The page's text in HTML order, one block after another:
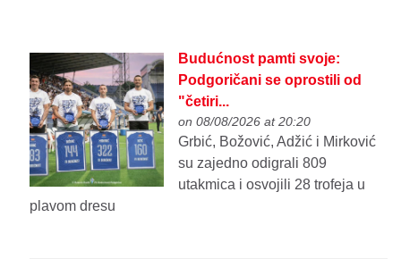
Budućnost pamti svoje:
Podgoričani se oprostili od
"četiri...
on 08/08/2026 at 20:20
Grbić, Božović, Adžić i Mirković
su zajedno odigrali 809
utakmica i osvojili 28 trofeja u
plavom dresu